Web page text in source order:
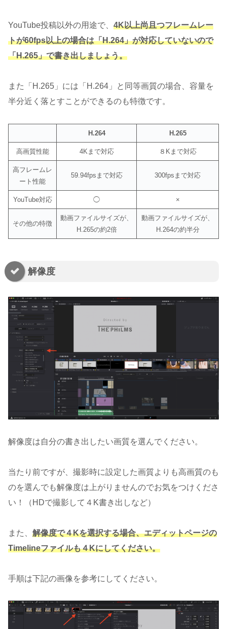
YouTube投稿以外の用途で、 4K以上尚且つフレームレー
トが60fps以上の場合は「H.264」が対応していないので
「H.265」で書き出しましょう。
また「H.265」には「H.264」と同等画質の場合、容量を
半分近く落とすことができるのも特徴です。
H.264 H.265
高画質性能 4Kまで対応 ８Kまで対応
高フレームレ
ート性能
59.94fpsまで対応 300fpsまで対応
YouTube対応 ◯ ×
その他の特徴
動画ファイルサイズが、
H.265の約2倍
動画ファイルサイズが、
H.264の約半分
解像度
解像度は自分の書き出したい画質を選んでください。
当たり前ですが、撮影時に設定した画質よりも高画質のも
のを選んでも解像度は上がりませんのでお気をつけくださ
い！（HDで撮影して４K書き出しなど）
また、 解像度で４Kを選択する場合、エディットページの
Timelineファイルも４Kにしてください。
手順は下記の画像を参考にしてください。